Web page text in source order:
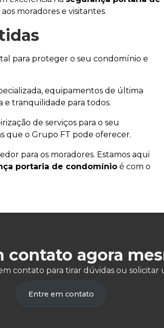
moradores e visitantes.
para proteger o seu condomínio e
equipamentos de última
tranquilidade para todos.
de serviços para o seu
que o Grupo FT pode oferecer.
para os moradores. Estamos aqui
portaria de condomínio é com o
contato agora
contato para tirar dúvidas ou solicitar
Entre em contato